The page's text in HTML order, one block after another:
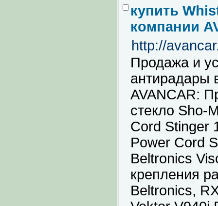
купить
компании
http://
Продажа и
антирадары
AVANCAR:
стекло Sho-
Cord
Power Cord
Beltronics
крепления
Beltronics,